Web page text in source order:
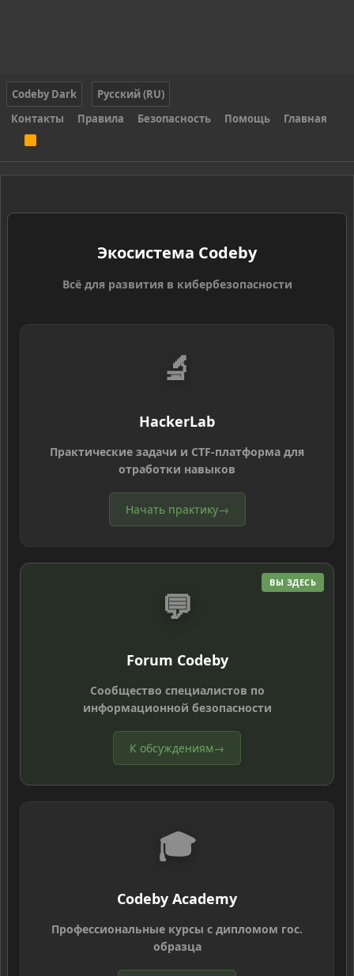
Codeby Dark
Русский (RU)
Контакты
Правила Безопасность Помощь Главная
S
Экосистема Codeby
Всё для развития в кибербезопасности
🔬
HackerLab
Практические задачи и CTF-платформа для
отработки навыков
Начать практику→
ВЫ ЗДЕСЬ
💬
Forum Codeby
Сообщество специалистов по
информационной безопасности
К обсуждениям→
🎓
Codeby Academy
Профессиональные курсы с дипломом гос.
образца